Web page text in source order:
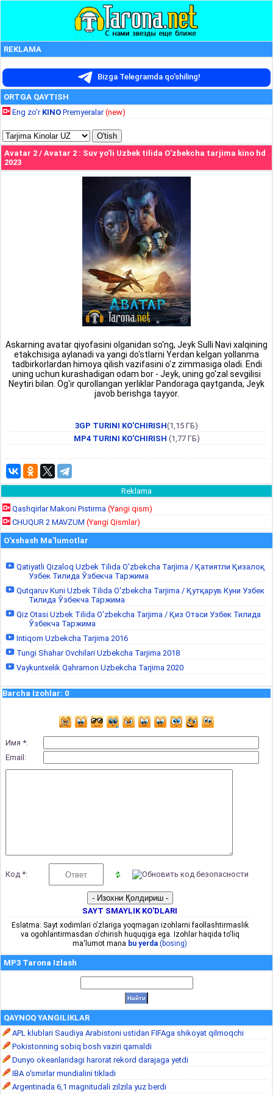
REKLAMA
Bizga Telegramda qo'shiling!
ORTGA QAYTISH
Eng zo'r KINO Premyeralar(new)
Avatar 2 / Avatar 2 : Suv yo'li Uzbek tilida O'zbekcha tarjima kino hd
2023
Askarning avatar qiyofasini olganidan so'ng, Jeyk Sulli Navi xalqining
etakchisiga aylanadi va yangi do'stlarni Yerdan kelgan yollanma
tadbirkorlardan himoya qilish vazifasini o'z zimmasiga oladi. Endi
uning uchun kurashadigan odam bor - Jeyk, uning go'zal sevgilisi
Neytiri bilan. Og'ir qurollangan yerliklar Pandoraga qaytganda, Jeyk
javob berishga tayyor.
3GP TURINI KO'CHIRISH(1,15 ГБ)
MP4 TURINI KO'CHIRISH (1,77 ГБ)
Reklama
Qashqirlar Makoni Pistirma (Yangi qism)
CHUQUR 2 MAVZUM (Yangi Qismlar)
O'xshash Ma'lumotlar
Qatiyatli Qizaloq Uzbek Tilida O'zbekcha Tarjima / Қатиятли Қизалоқ
Узбек Тилида Ўзбекча Таржима
Qutqaruv Kuni Uzbek Tilida O'zbekcha Tarjima / Қутқарув Куни Узбек
Тилида Ўзбекча Таржима
Qiz Otasi Uzbek Tilida O'zbekcha Tarjima / Қиз Отаси Узбек Тилида
Ўзбекча Таржима
Intiqom Uzbekcha Tarjima 2016
Tungi Shahar Ovchilari Uzbekcha Tarjima 2018
Vaykuntxelik Qahramon Uzbekcha Tarjima 2020
Barcha Izohlar: 0
Имя *:
Email:
Код *:
SAYT SMAYLIK KO'DLARI
Eslatma: Sayt xodimlari o'zlariga yoqmagan izohlarni faollashtirmaslik
va ogohlantirmasdan o'chirish huquqiga ega. Izohlar haqida to'liq
ma'lumot mana bu yerda (bosing)
MP3 Tarona Izlash
QAYNOQ YANGILIKLAR
APL klublari Saudiya Arabistoni ustidan FIFAga shikoyat qilmoqchi
Pokistonning sobiq bosh vaziri qamaldi
Dunyo okeanlaridagi harorat rekord darajaga yetdi
IBA o‘smirlar mundialini tikladi
Argentinada 6,1 magnitudali zilzila yuz berdi